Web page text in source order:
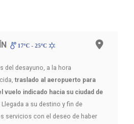
17ºC - 25ºC
del desayuno, a la hora
traslado al aeropuerto para
vuelo indicado hacia su ciudad de
Llegada a su destino y fin de
servicios con el deseo de haber